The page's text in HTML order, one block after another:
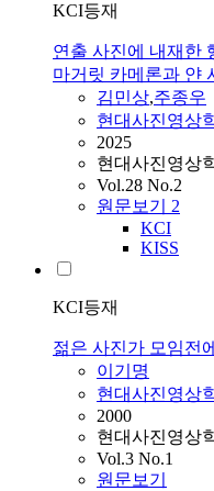
KCI등재
연출 사진에 내재한
마거릿 카메론과 얀
김민상,주종우
현대사진영상
2025
현대사진영상
Vol.28 No.2
원문보기 2
KCI
KISS
KCI등재
젊은 사진가 모임전
이기명
현대사진영상
2000
현대사진영상
Vol.3 No.1
원문보기